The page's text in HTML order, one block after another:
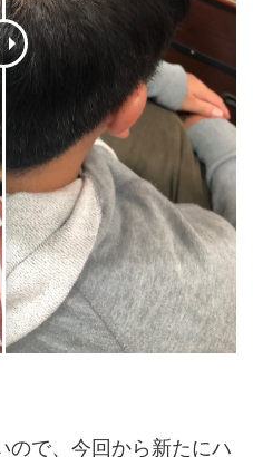
ので、今回から新たにハ